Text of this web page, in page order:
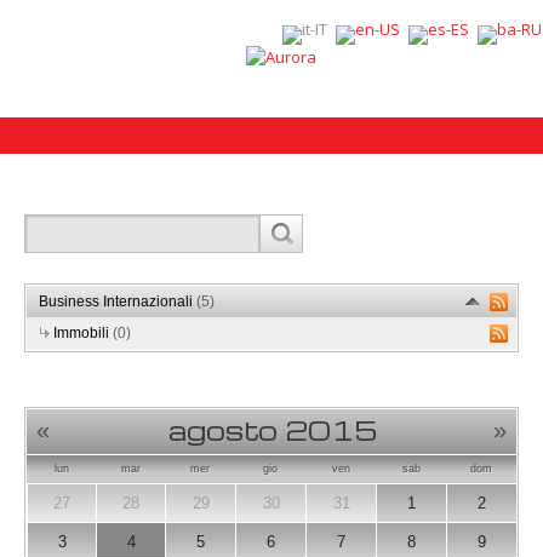
Business Internazionali (5)
Immobili (0)
« agosto 2015 »
lun mar mer gio ven sab dom
27 28 29 30 31 1 2
3 4 5 6 7 8 9